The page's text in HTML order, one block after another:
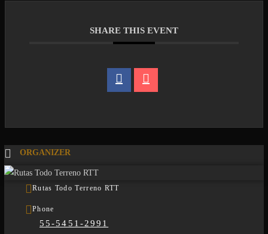
SHARE THIS EVENT
ORGANIZER
Rutas Todo Terreno RTT
Phone
55-5451-2991